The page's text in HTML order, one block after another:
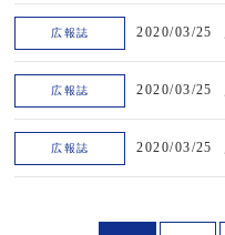
広報誌 2020/03/25
広報誌 2020/03/25
広報誌 2020/03/25